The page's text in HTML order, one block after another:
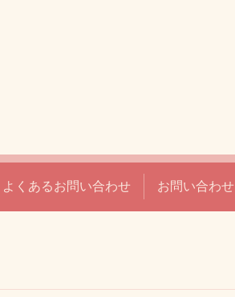
よくあるお問い合わせ お問い合わせ